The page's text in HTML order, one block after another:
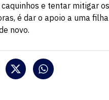
e tentar mitigar
é dar o apoio a uma
novo.